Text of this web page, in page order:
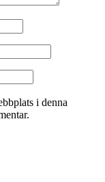
i denna